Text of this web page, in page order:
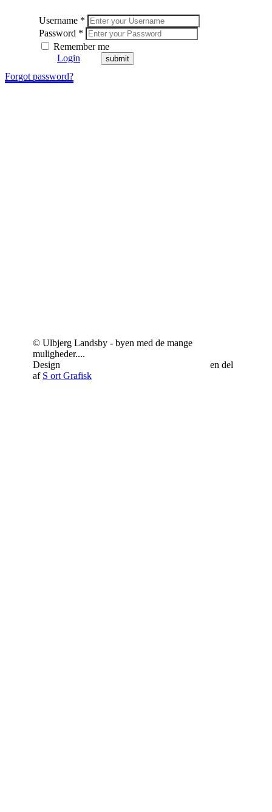
Username *
Password *
Remember me
Login
Forgot password?
© Ulbjerg Landsby - byen med de mange
muligheder....
Design
en del
af S ort Grafisk